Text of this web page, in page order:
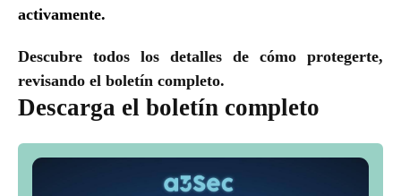
activamente.
Descubre todos los detalles de cómo protegerte,
revisando el boletín completo.
Descarga el boletín completo